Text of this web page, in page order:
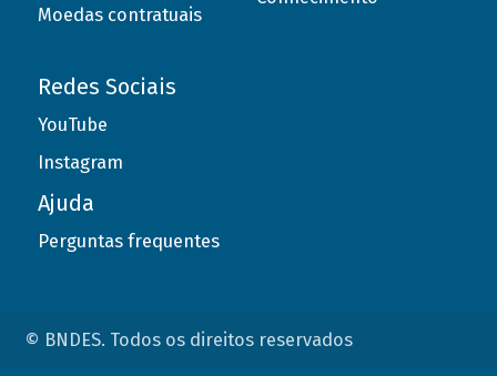
Moedas contratuais
Redes Sociais
YouTube
Instagram
Ajuda
Perguntas frequentes
© BNDES. Todos os direitos reservados